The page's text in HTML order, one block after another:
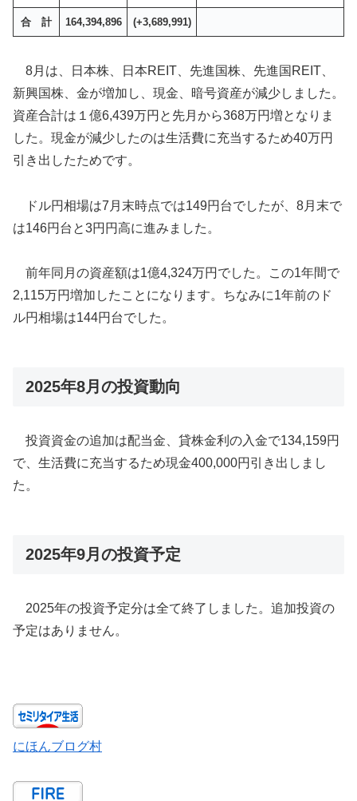
合 計 164,394,896 (+3,689,991)
8月は、日本株、日本REIT、先進国株、先進国REIT、
新興国株、金が増加し、現金、暗号資産が減少しました。
資産合計は１億6,439万円と先月から368万円増となりま
した。現金が減少したのは生活費に充当するため40万円
引き出したためです。
ドル円相場は7月末時点では149円台でしたが、8月末で
は146円台と3円円高に進みました。
前年同月の資産額は1億4,324万円でした。この1年間で
2,115万円増加したことになります。ちなみに1年前のド
ル円相場は144円台でした。
2025年8月の投資動向
投資資金の追加は配当金、貸株金利の入金で134,159円
で、生活費に充当するため現金400,000円引き出しまし
た。
2025年9月の投資予定
2025年の投資予定分は全て終了しました。追加投資の
予定はありません。
にほんブログ村